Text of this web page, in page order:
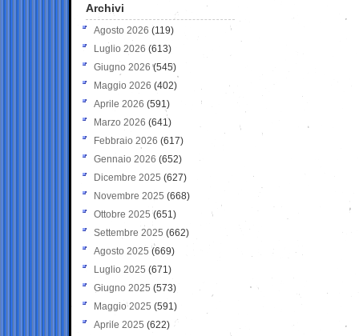
Archivi
Agosto 2026 (119)
Luglio 2026 (613)
Giugno 2026 (545)
Maggio 2026 (402)
Aprile 2026 (591)
Marzo 2026 (641)
Febbraio 2026 (617)
Gennaio 2026 (652)
Dicembre 2025 (627)
Novembre 2025 (668)
Ottobre 2025 (651)
Settembre 2025 (662)
Agosto 2025 (669)
Luglio 2025 (671)
Giugno 2025 (573)
Maggio 2025 (591)
Aprile 2025 (622)